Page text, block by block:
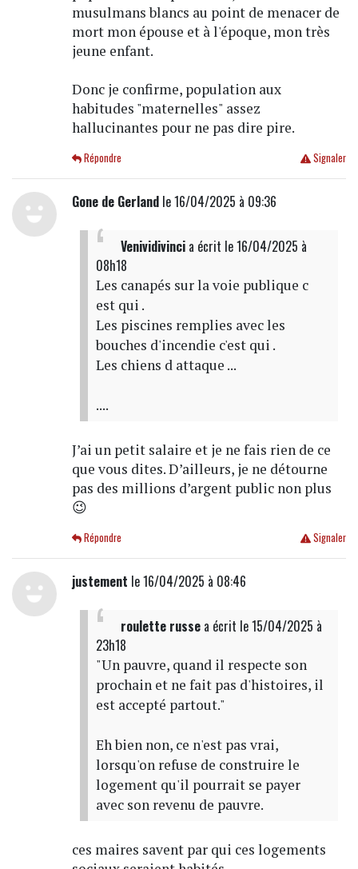
musulmans blancs au point de menacer de
mort mon épouse et à l'époque, mon très
jeune enfant.
Donc je confirme, population aux
habitudes "maternelles" assez
hallucinantes pour ne pas dire pire.
Signaler
Répondre
Gone de Gerlandle 16/04/2025 à 09:36
Venividivincia écrit le 16/04/2025 à
08h18
Les canapés sur la voie publique c
est qui .
Les piscines remplies avec les
bouches d'incendie c'est qui .
Les chiens d attaque ...
....
J’ai un petit salaire et je ne fais rien de ce
que vous dites. D’ailleurs, je ne détourne
pas des millions d’argent public non plus
😉
Signaler
Répondre
justement le 16/04/2025 à 08:46
roulette russea écrit le 15/04/2025 à
23h18
"Un pauvre, quand il respecte son
prochain et ne fait pas d'histoires, il
est accepté partout."
Eh bien non, ce n'est pas vrai,
lorsqu'on refuse de construire le
logement qu'il pourrait se payer
avec son revenu de pauvre.
ces maires savent par qui ces logements